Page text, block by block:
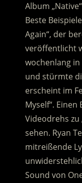
Album
Beste
Again“, der
veröffentlicht
wochenlang
und stürmte
erscheint im
Myself“.
Videodrehs zu
sehen. Ryan
mitreißende
Sound von